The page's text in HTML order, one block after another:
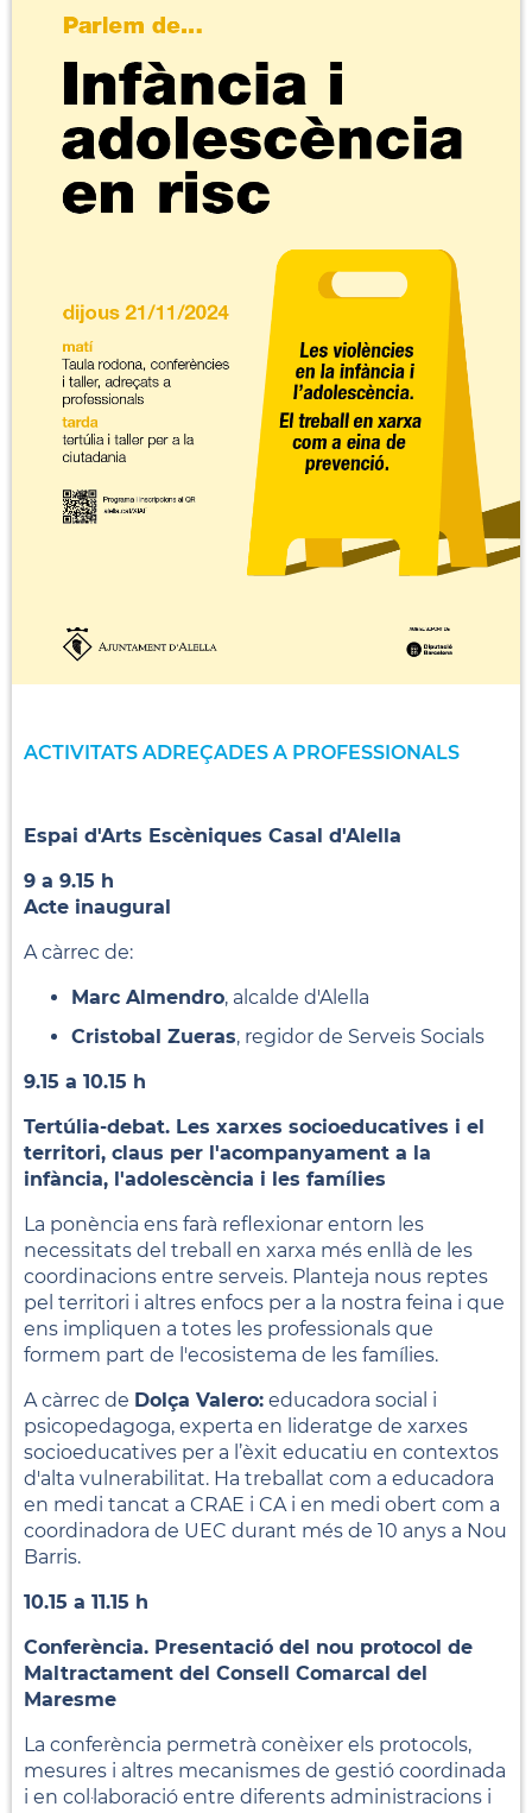
ACTIVITATS ADREÇADES A PROFESSIONALS
Espai d'Arts Escèniques Casal d'Alella
9 a 9.15 h
Acte inaugural
A càrrec de:
Marc Almendro, alcalde d'Alella
Cristobal Zueras, regidor de Serveis Socials
9.15 a 10.15 h
Tertúlia-debat. Les xarxes socioeducatives i el
territori, claus per l'acompanyament a la
infància, l'adolescència i les famílies
La ponència ens farà reflexionar entorn les
necessitats del treball en xarxa més enllà de les
coordinacions entre serveis. Planteja nous reptes
pel territori i altres enfocs per a la nostra feina i que
ens impliquen a totes les professionals que
formem part de l'ecosistema de les famílies.
A càrrec de Dolça Valero: educadora social i
psicopedagoga, experta en lideratge de xarxes
socioeducatives per a l’èxit educatiu en contextos
d'alta vulnerabilitat. Ha treballat com a educadora
en medi tancat a CRAE i CA i en medi obert com a
coordinadora de UEC durant més de 10 anys a Nou
Barris.
10.15 a 11.15 h
Conferència. Presentació del nou protocol de
Maltractament del Consell Comarcal del
Maresme
La conferència permetrà conèixer els protocols,
mesures i altres mecanismes de gestió coordinada
i en col·laboració entre diferents administracions i